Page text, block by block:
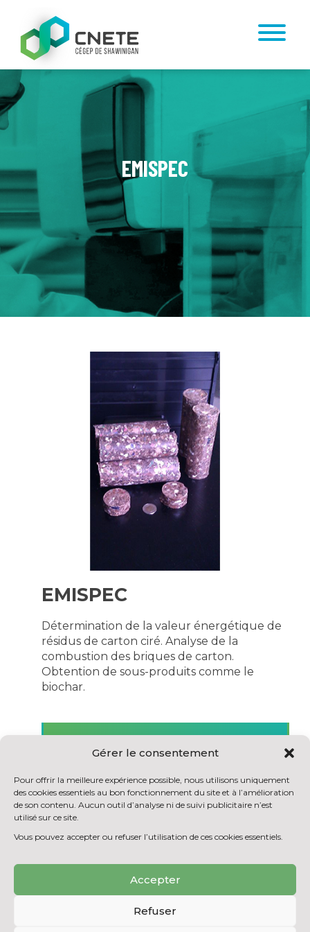
Gérer le consentement
Pour offrir la meilleure expérience possible, nous utilisons uniquement
des cookies essentiels au bon fonctionnement du site et à l’amélioration
de son contenu. Aucun outil d’analyse ni de suivi publicitaire n’est
utilisé sur ce site.
Vous pouvez accepter ou refuser l’utilisation de ces cookies essentiels.
Accepter
Refuser
EMISPEC
EMISPEC
Détermination de la valeur énergétique de
résidus de carton ciré. Analyse de la
combustion des briques de carton.
Obtention de sous-produits comme le
biochar.
RÉALISATIONS